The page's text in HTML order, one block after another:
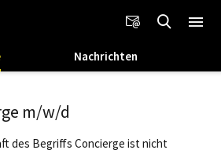
Nachrichten
m/w/d
des Begriffs Concierge ist nicht